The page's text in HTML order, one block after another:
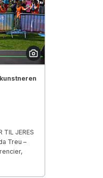
TIL JERES
Treu –